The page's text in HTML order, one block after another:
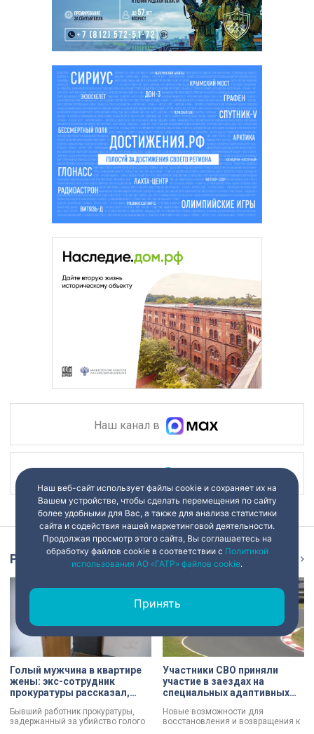
Наш канал в
Репортаж
Голый мужчина в квартире
жены: экс-сотрудник
прокуратуры рассказал,
Бывший работник прокуратуры,
задержанный за убийство голого
Участники СВО приняли
участие в заездах на
специальных адаптивных
Новые возможности для
восстановления и возвращения к
Наш веб-сайт использует файлы cookie и сохраняет их на
Вашем устройстве, чтобы сделать перемещения по сайту
более удобными для Вас, а также для анализа статистики
сайта и содействия нашей маркетинговой деятельности.
Продолжая просмотр этого сайта, Вы соглашаетесь на
обработку файлов cookie в соответствии с Политикой
использования АО «ГАТР» файлов cookie.
Принять